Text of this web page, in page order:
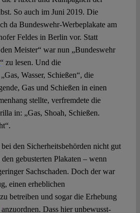
So auch im Juni 2019. Die
da Bundeswehr-Werbeplakate am
Feldes in Berlin vor. Statt
Meister“ war nun „Bundeswehr
“ zu lesen. Und die
Wasser, Schießen“, die
Gas und Schießen in einen
stellte, verfremdete die
in: „Gas, Shoah, Schießen.
den Sicherheitsbehörden nicht gut
gebusterten Plakaten – wenn
Sachschaden. Doch der war
einen erheblichen
betreiben und sogar die Erhebung
anzuordnen. Dass hier unbewusst-